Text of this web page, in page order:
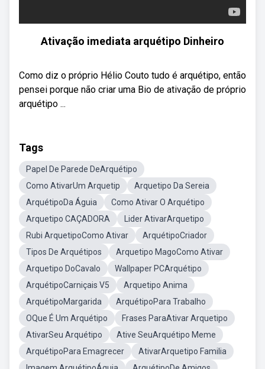
Ativação imediata arquétipo Dinheiro
Como diz o próprio Hélio Couto tudo é arquétipo, então
pensei porque não criar uma Bio de ativação de próprio
arquétipo ...
Tags
Papel De Parede DeArquétipo
Como AtivarUm Arquetip
Arquetipo Da Sereia
ArquétipoDa Águia
Como Ativar O Arquétipo
Arquetipo CAÇADORA
Lider AtivarArquetipo
Rubi ArquetipoComo Ativar
ArquétipoCriador
Tipos De Arquétipos
Arquetipo MagoComo Ativar
Arquetipo DoCavalo
Wallpaper PCArquétipo
ArquétipoCarniçais V5
Arquetipo Anima
ArquétipoMargarida
ArquétipoPara Trabalho
OQue É Um Arquétipo
Frases ParaAtivar Arquetipo
AtivarSeu Arquétipo
Ative SeuArquétipo Meme
ArquétipoPara Emagrecer
AtivarArquetipo Familia